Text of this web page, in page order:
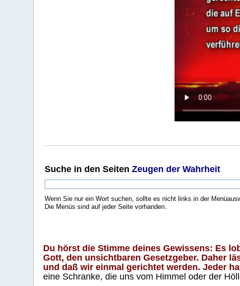
Suche in den SeitenZeugen der Wahrheit
Wenn Sie nur ein Wort suchen, sollte es nicht links in der
Die Menüs sind auf jeder Seite vorhanden..
Du hörst die Stimme deines Gewissens: Es
Gott, den unsichtbaren Gesetzgeber. Daher
und daß wir einmal gerichtet werden. Jeder
eine Schranke, die uns vom Himmel oder der